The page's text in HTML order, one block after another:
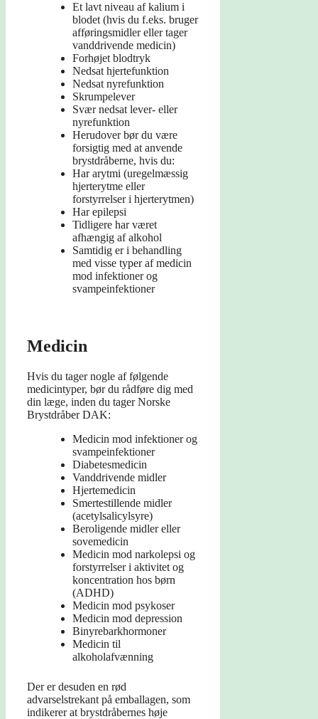
Et lavt niveau af kalium i
blodet (hvis du f.eks. bruger
afføringsmidler eller tager
vanddrivende medicin)
Forhøjet blodtryk
Nedsat hjertefunktion
Nedsat nyrefunktion
Skrumpelever
Svær nedsat lever- eller
nyrefunktion
Herudover bør du være
forsigtig med at anvende
brystdråberne, hvis du:
Har arytmi (uregelmæssig
hjerterytme eller
forstyrrelser i hjerterytmen)
Har epilepsi
Tidligere har været
afhængig af alkohol
Samtidig er i behandling
med visse typer af medicin
mod infektioner og
svampeinfektioner
Medicin
Hvis du tager nogle af følgende
medicintyper, bør du rådføre dig med
din læge, inden du tager Norske
Brystdråber DAK:
Medicin mod infektioner og
svampeinfektioner
Diabetesmedicin
Vanddrivende midler
Hjertemedicin
Smertestillende midler
(acetylsalicylsyre)
Beroligende midler eller
sovemedicin
Medicin mod narkolepsi og
forstyrrelser i aktivitet og
koncentration hos børn
(ADHD)
Medicin mod psykoser
Medicin mod depression
Binyrebarkhormoner
Medicin til
alkoholafvænning
Der er desuden en rød
advarselstrekant på emballagen, som
indikerer at brystdråbernes høje